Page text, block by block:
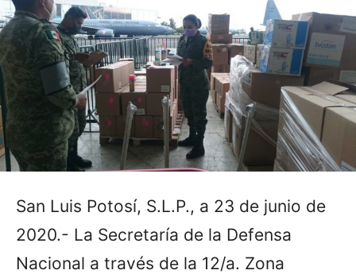
San Luis Potosí, S.L.P., a 23 de junio de
2020.- La Secretaría de la Defensa
Nacional a través de la 12/a. Zona